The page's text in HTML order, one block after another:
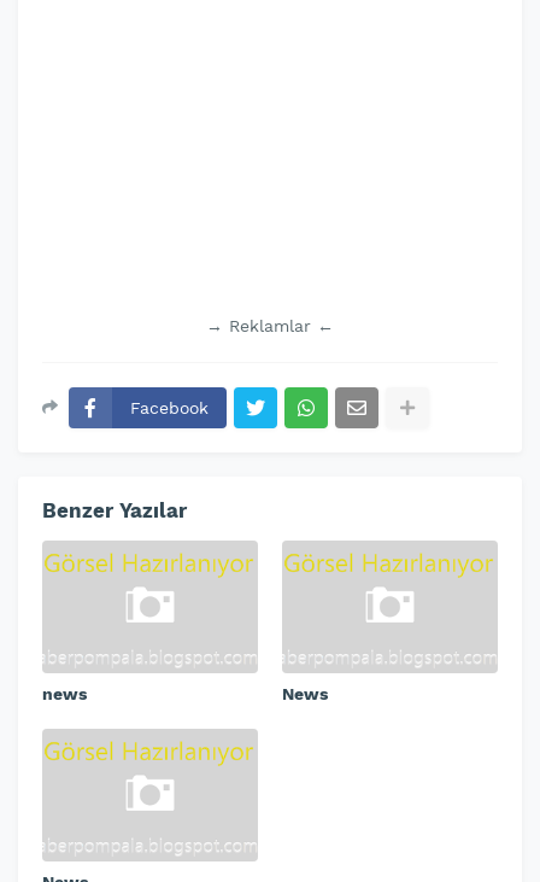
→ Reklamlar ←
Facebook
Benzer Yazılar
news News